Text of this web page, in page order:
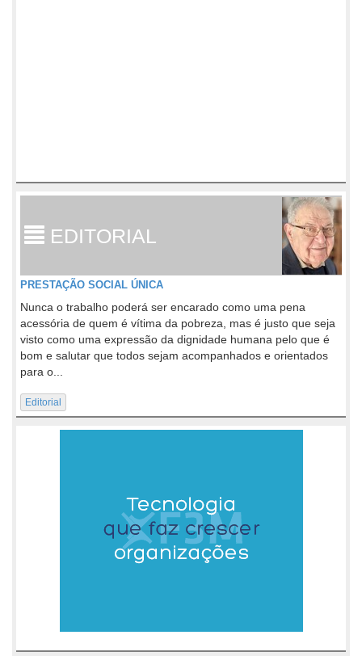
EDITORIAL
PRESTAÇÃO SOCIAL ÚNICA
Nunca o trabalho poderá ser encarado como uma pena
acessória de quem é vítima da pobreza, mas é justo que seja
visto como uma expressão da dignidade humana pelo que é
bom e salutar que todos sejam acompanhados e orientados
para o...
Editorial